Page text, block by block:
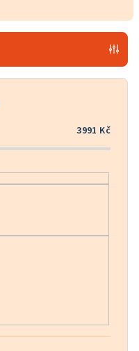
3991 Kč